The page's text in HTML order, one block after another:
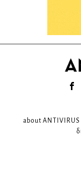
about ANTIVIRUS